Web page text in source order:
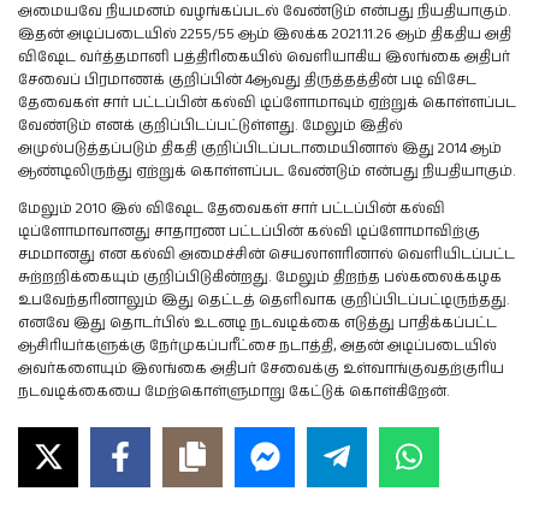
அமையவே நியமனம் வழங்கப்படல் வேண்டும் என்பது நியதியாகும்.
இதன் அடிப்படையில் 2255/55 ஆம் இலக்க 2021.11.26 ஆம் திகதிய அதி
விஷேட வர்த்தமானி பத்திரிகையில் வெளியாகிய இலங்கை அதிபர்
சேவைப் பிரமாணக் குறிப்பின் 4ஆவது திருத்தத்தின் படி விசேட
தேவைகள் சார் பட்டப்பின் கல்வி டிப்ளோமாவும் ஏற்றுக் கொள்ளப்பட
வேண்டும் எனக் குறிப்பிடப்பட்டுள்ளது. மேலும் இதில்
அமுல்படுத்தப்படும் திகதி குறிப்பிடப்படாமையினால் இது 2014 ஆம்
ஆண்டிலிருந்து ஏற்றுக் கொள்ளப்பட வேண்டும் என்பது நியதியாகும்.
மேலும் 2010 இல் விஷேட தேவைகள் சார் பட்டப்பின் கல்வி
டிப்ளோமாவானது சாதாரண பட்டப்பின் கல்வி டிப்ளோமாவிற்கு
சமமானது என கல்வி அமைச்சின் செயலாளரினால் வெளியிடப்பட்ட
சுற்றறிக்கையும் குறிப்பிடுகின்றது. மேலும் திறந்த பல்கலைக்கழக
உபவேந்தரினாலும் இது தெட்டத் தெளிவாக குறிப்பிடப்பட்டிருந்தது.
எனவே இது தொடர்பில் உடனடி நடவடிக்கை எடுத்து பாதிக்கப்பட்ட
ஆசிரியர்களுக்கு நேர்முகப்பரீட்சை நடாத்தி, அதன் அடிப்படையில்
அவர்களையும் இலங்கை அதிபர் சேவைக்கு உள்வாங்குவதற்குரிய
நடவடிக்கையை மேற்கொள்ளுமாறு கேட்டுக் கொள்கிறேன்.